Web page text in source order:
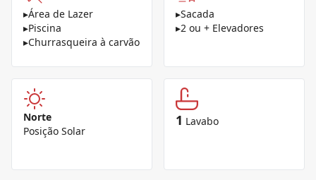
▸Área de Lazer
▸Piscina
▸Churrasqueira à carvão
▸Sacada
▸2 ou + Elevadores
Norte
Posição Solar
1 Lavabo